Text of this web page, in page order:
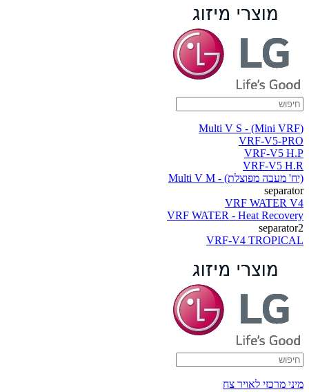
(Multi V S - (Mini VRF
VRF-V5-PRO
VRF-V5 H.P
VRF-V5 H.R
(יח' מעבה מפוצלת) - Multi V M
separator
VRF WATER V4
VRF WATER - Heat Recovery
separator2
VRF-V4 TROPICAL
מיני מרכזי לאויר צח